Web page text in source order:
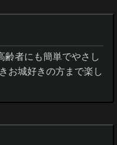
齢者にも簡単でやさし
お城好きの方まで楽し